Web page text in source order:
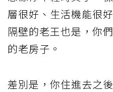
層很好、生活機能很
隔壁的老王也是，你
的老房子。
差別是，你住進去之